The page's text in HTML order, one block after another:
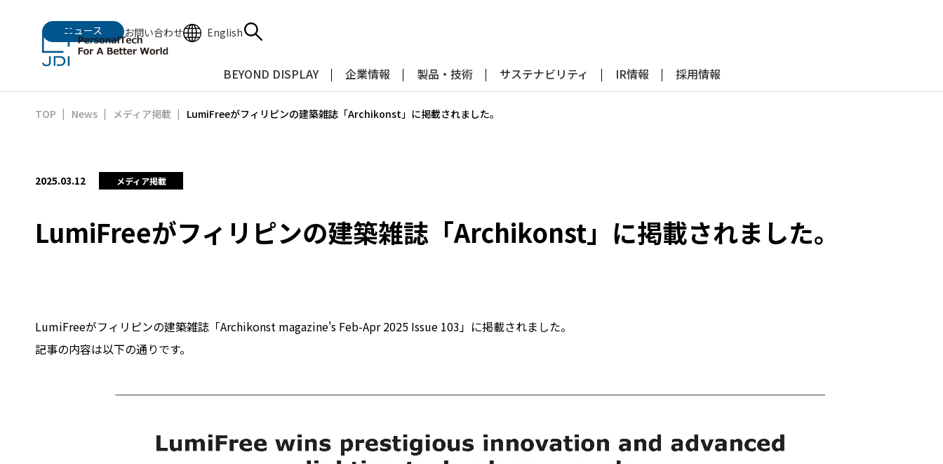
ニュース お問い合わせ English
BEYOND DISPLAY 企業情報 製品・技術 サステナビリティ IR情報 採用情報
TOP News メディア掲載 LumiFreeがフィリピンの建築雑誌「Archikonst」に掲載されました。
2025.03.12 メディア掲載
LumiFreeがフィリピンの建築雑誌「Archikonst」に掲載されました。
LumiFreeがフィリピンの建築雑誌「Archikonst magazine's Feb-Apr 2025 Issue 103」に掲載されました。
記事の内容は以下の通りです。